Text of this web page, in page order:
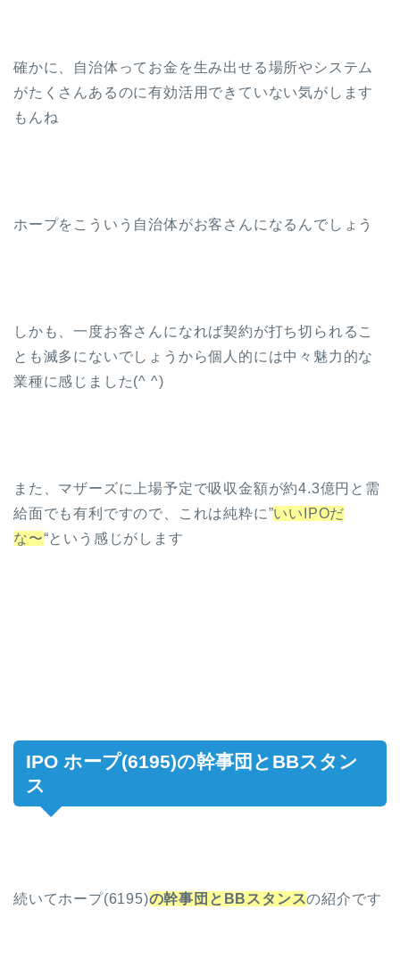
確かに、自治体ってお金を生み出せる場所やシステム
がたくさんあるのに有効活用できていない気がします
もんね
ホープをこういう自治体がお客さんになるんでしょう
しかも、一度お客さんになれば契約が打ち切られるこ
とも滅多にないでしょうから個人的には中々魅力的な
業種に感じました(^ ^)
また、マザーズに上場予定で吸収金額が約4.3億円と需
給面でも有利ですので、これは純粋に”いいIPOだ
な〜“という感じがします
IPO ホープ(6195)の幹事団とBBスタン
ス
続いてホープ(6195)の幹事団とBBスタンスの紹介です